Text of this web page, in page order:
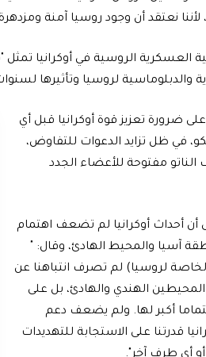
نعتقد أن وجود روسيا آمنة
العسكرية الروسية في أوكرانيا
والدبلوماسية لروسيا وتأثيرها
على ضرورة تعزيز قوة أوكرانيا قبل أي
في ظل تزايد الدعوات للتفاوض،
الناتو مفتوحة للأعضاء الجدد
أن أحداث أوكرانيا لم تضعف اهتمام
آسيا والمحيط الهادئ، وقال: "
لروسيا) لم تصرف انتباهنا عن
الهندي والهادئ، بل على
أكبر لها. ولم يضعف دعم
قدرتنا على الاستجابة للتهديدات